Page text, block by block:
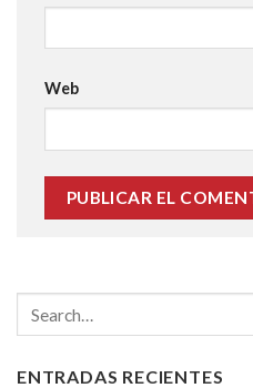
ENTRADAS RECIENTES
Web